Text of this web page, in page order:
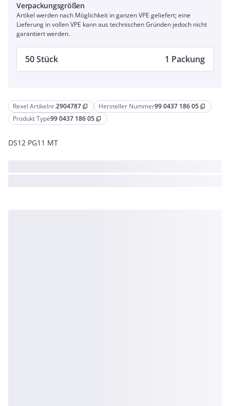
Rexel Artikelnr.2904787 content_copy Hersteller Nummer99 0437 186 05 content_copy
Produkt Type99 0437 186 05 content_copy
DS12 PG11 MT
Verpackungsgrößen
Artikel werden nach Möglichkeit in ganzen VPE geliefert; eine
Lieferung in vollen VPE kann aus technischen Gründen jedoch nicht
garantiert werden.
50 Stück 1 Packung